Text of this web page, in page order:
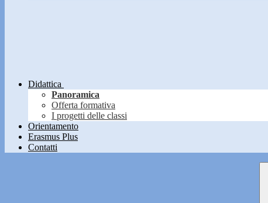
Didattica
Panoramica
Offerta formativa
I progetti delle classi
Orientamento
Erasmus Plus
Contatti